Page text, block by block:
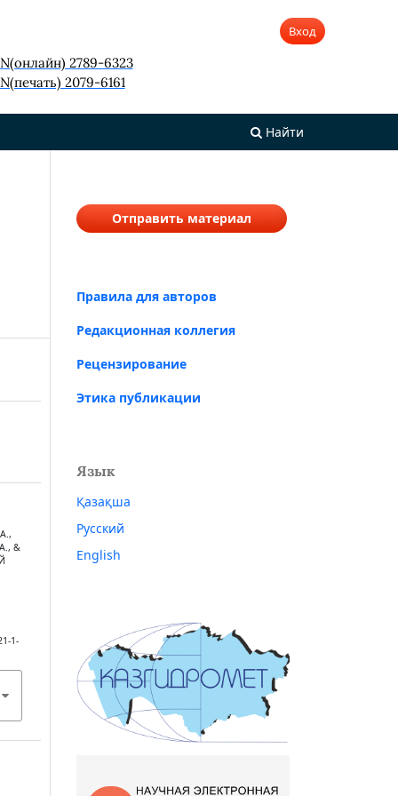
2789-6323
2079-6161
Найти
Вход
&
1-
Отправить материал
Правила для авторов
Редакционная коллегия
Рецензирование
Этика публикации
Язык
Қазақша
Русский
English